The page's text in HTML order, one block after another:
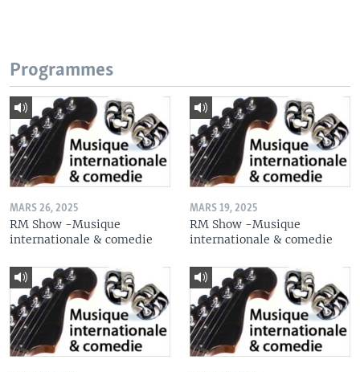
Programmes
MARS 26, 2025
RM Show -Musique
internationale & comedie
MARS 19, 2025
RM Show -Musique
internationale & comedie